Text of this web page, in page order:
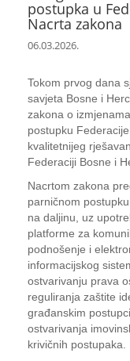
postupka u
Nacrta zakona
06.03.2026.
Tokom prvog dana
savjeta Bosne i
zakona o
postupku
kvalitetnijeg
Federaciji Bosne i
Nacrtom zakona
parničnom
na daljinu, uz
platforme za
podnošenje i
informacijskog
ostvarivanju prava
reguliranja zaštite
građanskim
ostvarivanja
krivičnih postupaka.